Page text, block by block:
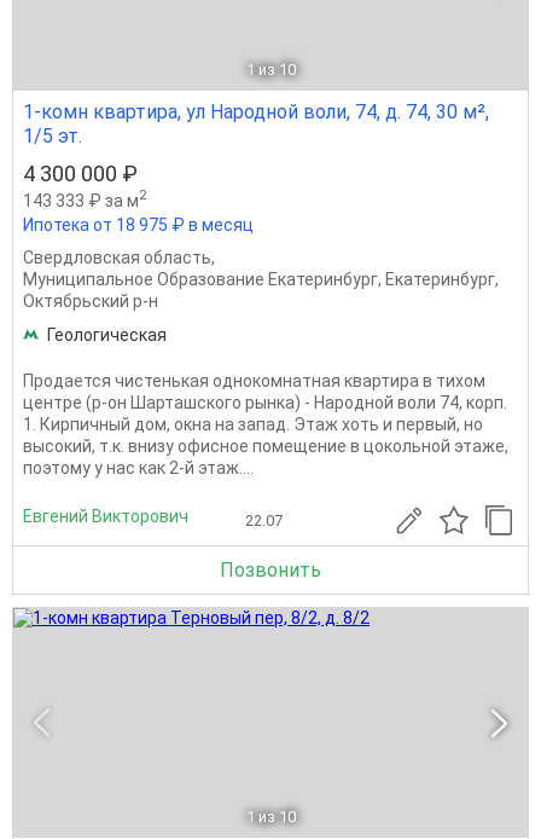
1 из 10
1-комн квартира, ул Народной воли, 74, д. 74, 30 м²,
1/5 эт.
4 300 000 ₽
143 333 ₽ за м2
Ипотека от 18 975 ₽ в месяц
Свердловская область,
Муниципальное Образование Екатеринбург, Екатеринбург,
Октябрьский р-н
Геологическая
Продается чистенькая однокомнатная квартира в тихом
центре (р-он Шарташского рынка) - Народной воли 74, корп.
1. Кирпичный дом, окна на запад. Этаж хоть и первый, но
высокий, т.к. внизу офисное помещение в цокольной этаже,
поэтому у нас как 2-й этаж....
Евгений Викторович 22.07
Позвонить
1 из 10